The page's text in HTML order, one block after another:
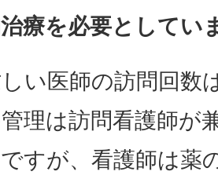
療を必要としてい
い医師の訪問回数
理は訪問看護師が
すが、看護師は薬